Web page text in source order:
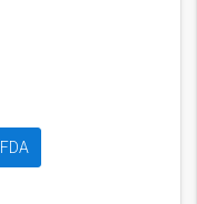
FDA